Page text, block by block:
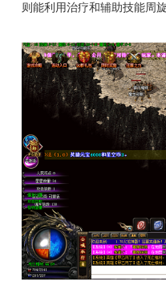
则能利用治疗和辅助技能周旋